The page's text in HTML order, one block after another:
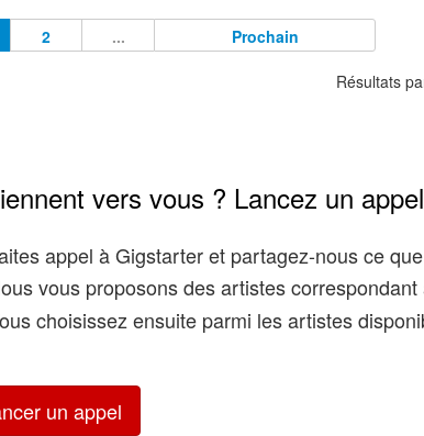
2 ... Prochain
Résultats
vers vous ? Lancez un
appel à Gigstarter et partagez-nous ce
vous proposons des artistes
choisissez ensuite parmi les artistes
un appel